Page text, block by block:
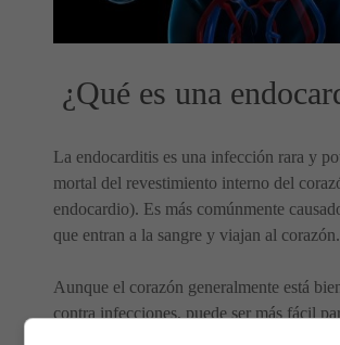
¿Qué es una
La endocarditis es una infección rara y
mortal del revestimiento interno del
endocardio). Es más comúnmente
que entran a la sangre y viajan al corazón.
Aunque el corazón generalmente está
contra infecciones, puede ser más fácil